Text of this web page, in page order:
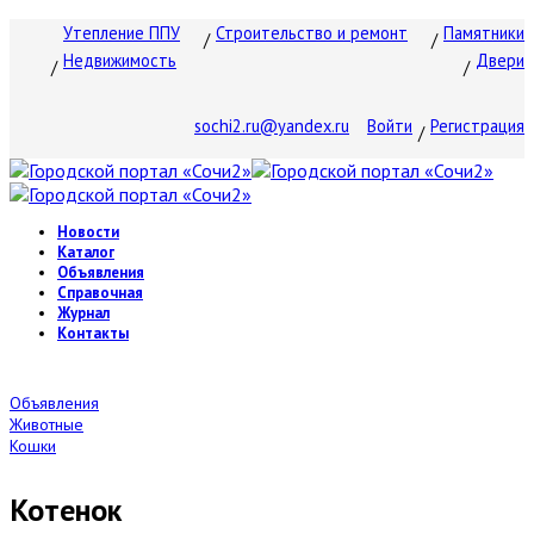
Утепление ППУ Строительство и ремонт
Памятники
Недвижимость
Двери
sochi2.ru@yandex.ru Войти Регистрация
Новости
Каталог
Объявления
Справочная
Журнал
Контакты
Объявления
Животные
Кошки
Котенок